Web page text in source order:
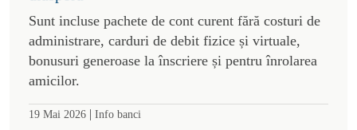
Sunt incluse pachete de cont curent fără costuri de
administrare, carduri de debit fizice și virtuale,
bonusuri generoase la înscriere și pentru înrolarea
amicilor.
19 Mai 2026 | Info banci